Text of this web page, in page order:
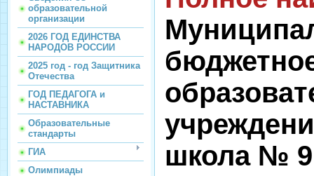
образовательной
организации
2026 ГОД ЕДИНСТВА
НАРОДОВ РОССИИ
2025 год - год Защитника
Отечества
ГОД ПЕДАГОГА и
НАСТАВНИКА
Образовательные
стандарты
ГИА
Олимпиады
школа № 9